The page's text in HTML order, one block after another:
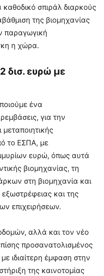
σπιράλ διαρκούς
της βιομηχανίας
παραγωγική
η χώρα.
δισ. ευρώ με
ένα
για την
το ΕΣΠΑ, με
ευρώ, όπως αυτά
βιομηχανίας, τη
στη βιομηχανία και
εξωστρέφειας και της
επιχειρήσεων.
αλλά και τον νέο
προσανατολισμένος
ιδιαίτερη έμφαση στην
της καινοτομίας